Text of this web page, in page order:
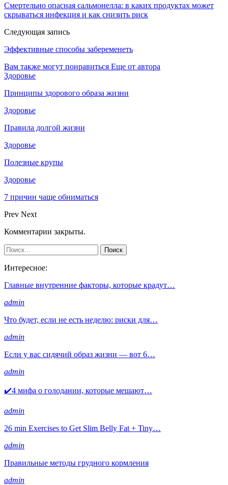
Смертельно опасная сальмонелла: в каких продуктах может
скрываться инфекция и как снизить риск
Следующая запись
Эффективные способы забеременеть
Вам также могут понравиться Еще от автора
Здоровье
Принципы здорового образа жизни
Здоровье
Правила долгой жизни
Здоровье
Полезные крупы
Здоровье
7 причин чаще обниматься
Prev Next
Комментарии закрыты.
Интересное:
Главные внутренние факторы, которые крадут…
admin
Что будет, если не есть неделю: риски для…
admin
Если у вас сидячий образ жизни — вот 6…
admin
✔️4 мифа о голодании, которые мешают…
admin
26 min Exercises to Get Slim Belly Fat + Tiny…
admin
Правильные методы грудного кормления
admin